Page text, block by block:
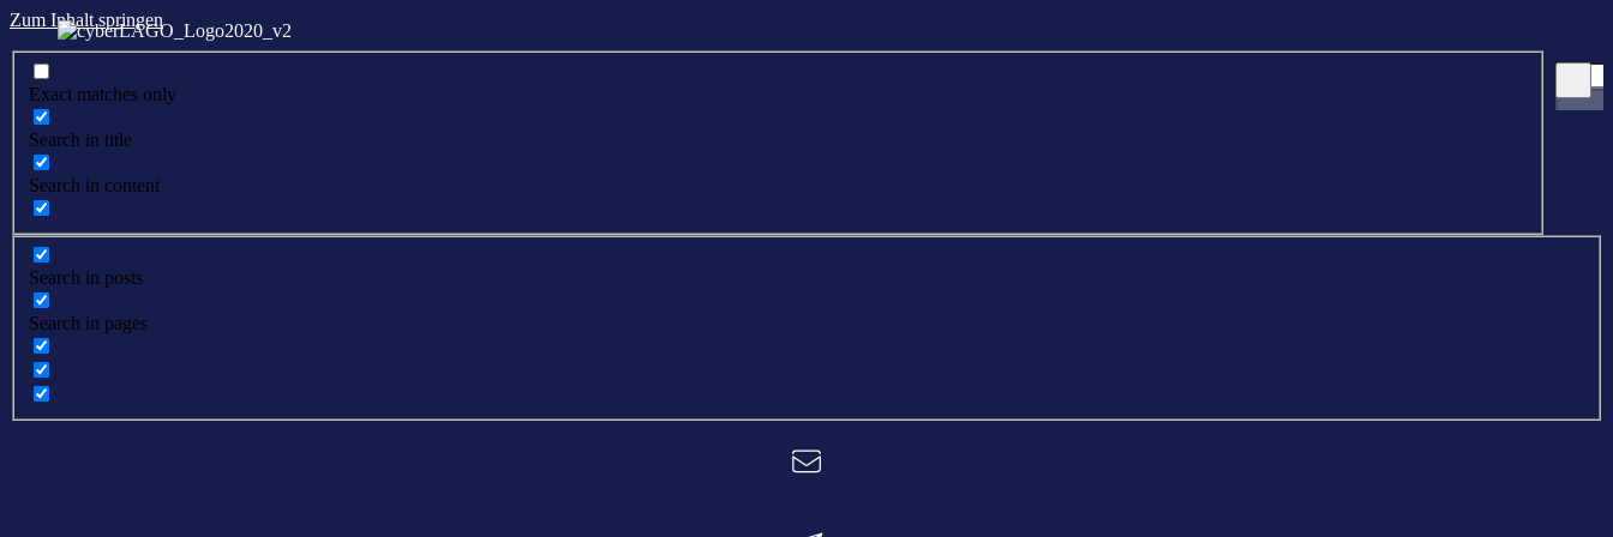
Zum Inhalt springen
Exact matches only
Search in title
Search in content
Search in posts
Search in pages